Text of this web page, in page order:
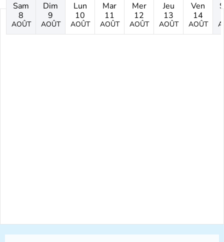
Sam
8
AOÛT
Dim
9
AOÛT
Lun
10
AOÛT
Mar
11
AOÛT
Mer
12
AOÛT
Jeu
13
AOÛT
Ven
14
AOÛT